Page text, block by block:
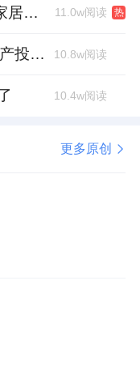
9连板后复牌再涨停！爱丽家居市盈率318倍，跨界收购案尚未落地 11.0w阅读 热
邹康与19位盟友控盘，德商产投服务散户绝迹 10.8w阅读
10.4w阅读
更多原创